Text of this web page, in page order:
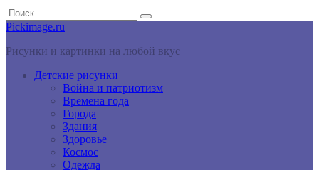
Перейти
к
контенту
Search
for:
Pickimage.ru
Рисунки и картинки на любой вкус
Детские рисунки
Война и патриотизм
Времена года
Города
Здания
Здоровье
Космос
Одежда